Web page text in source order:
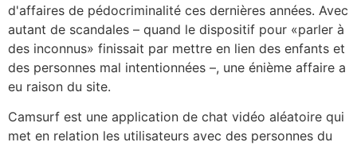
d'affaires de pédocriminalité ces dernières années. Avec
autant de scandales – quand le dispositif pour «parler à
des inconnus» finissait par mettre en lien des enfants et
des personnes mal intentionnées –, une énième affaire a
eu raison du site.
Camsurf est une application de chat vidéo aléatoire qui
met en relation les utilisateurs avec des personnes du